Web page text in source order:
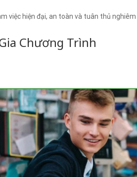
việc hiện đại, an toàn và tuân thủ nghiêm
Chương Trình